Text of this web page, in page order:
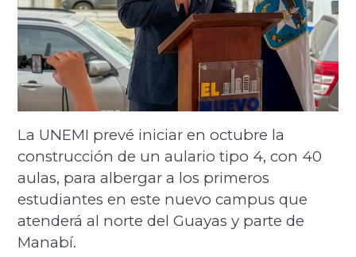
La UNEMI prevé iniciar en octubre la
construcción de un aulario tipo 4, con 40
aulas, para albergar a los primeros
estudiantes en este nuevo campus que
atenderá al norte del Guayas y parte de
Manabí.